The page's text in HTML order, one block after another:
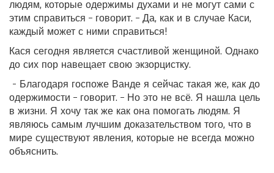
людям, которые одержимы духами и не могут сами с
этим справиться – говорит. – Да, как и в случае Каси,
каждый может с ними справиться!
Кася сегодня является счастливой женщиной. Однако
до сих пор навещает свою экзорцистку.
- Благодаря госпоже Ванде я сейчас такая же, как до
одержимости – говорит. – Но это не всё. Я нашла цель
в жизни. Я хочу так же как она помогать людям. Я
являюсь самым лучшим доказательством того, что в
мире существуют явления, которые не всегда можно
объяснить.